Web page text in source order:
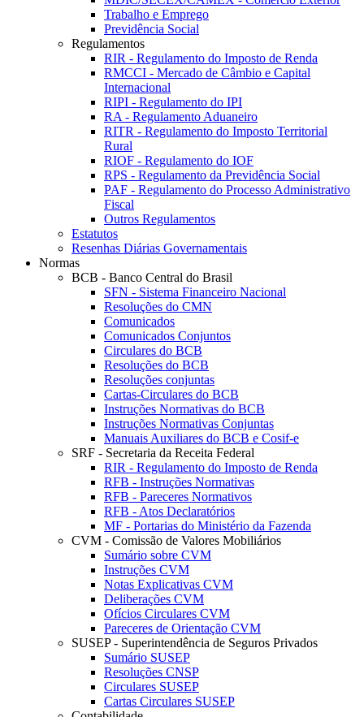
Trabalho e Emprego
Previdência Social
Regulamentos
RIR - Regulamento do Imposto de Renda
RMCCI - Mercado de Câmbio e Capital
Internacional
RIPI - Regulamento do IPI
RA - Regulamento Aduaneiro
RITR - Regulamento do Imposto Territorial
Rural
RIOF - Regulamento do IOF
RPS - Regulamento da Previdência Social
PAF - Regulamento do Processo Administrativo
Fiscal
Outros Regulamentos
Estatutos
Resenhas Diárias Governamentais
Normas
BCB - Banco Central do Brasil
SFN - Sistema Financeiro Nacional
Resoluções do CMN
Comunicados
Comunicados Conjuntos
Circulares do BCB
Resoluções do BCB
Resoluções conjuntas
Cartas-Circulares do BCB
Instruções Normativas do BCB
Instruções Normativas Conjuntas
Manuais Auxiliares do BCB e Cosif-e
SRF - Secretaria da Receita Federal
RIR - Regulamento do Imposto de Renda
RFB - Instruções Normativas
RFB - Pareceres Normativos
RFB - Atos Declaratórios
MF - Portarias do Ministério da Fazenda
CVM - Comissão de Valores Mobiliários
Sumário sobre CVM
Instruções CVM
Notas Explicativas CVM
Deliberações CVM
Ofícios Circulares CVM
Pareceres de Orientação CVM
SUSEP - Superintendência de Seguros Privados
Sumário SUSEP
Resoluções CNSP
Circulares SUSEP
Cartas Circulares SUSEP